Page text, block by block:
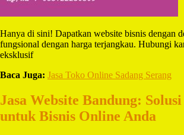
Hanya di sini! Dapatkan website bisnis dengan
fungsional dengan harga terjangkau. Hubungi
eksklusif
Baca Juga: Jasa Toko Online Sadang Serang
Jasa Website Bandung:
untuk Bisnis Online Anda